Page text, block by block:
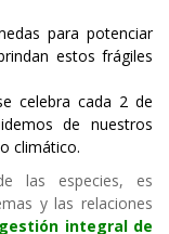
para potenciar
estos frágiles
celebra cada 2 de
de nuestros
climático.
las especies, es
y las relaciones
integral de